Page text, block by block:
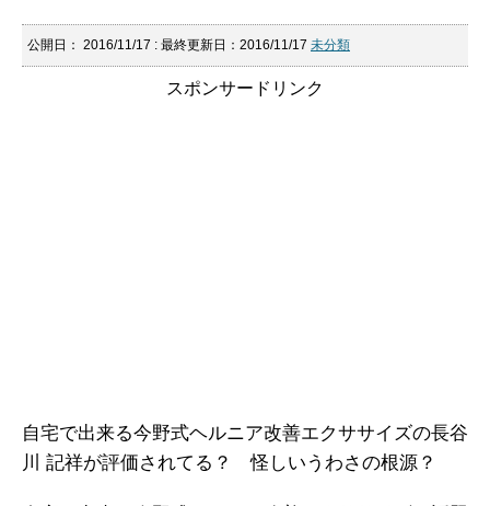
公開日： 2016/11/17 : 最終更新日：2016/11/17 未分類
スポンサードリンク
自宅で出来る今野式ヘルニア改善エクササイズの長谷
川 記祥が評価されてる？ 怪しいうわさの根源？